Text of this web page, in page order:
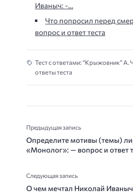
Иваныч: -…
Что попросил перед
вопрос и ответ теста
Тест с ответами: “Крыжовник” А.
ответы теста
Предыдущая запись
Определите мотивы (темы)
«Монолог»: — вопрос и ответ
Следующая запись
О чем мечтал Николай